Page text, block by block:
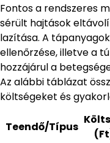
Fontos a rendszeres
sérült hajtások
lazítása. A
ellenőrzése, illetve a
hozzájárul a
Az alábbi táblázat
költségeket és
Teendő/Típus